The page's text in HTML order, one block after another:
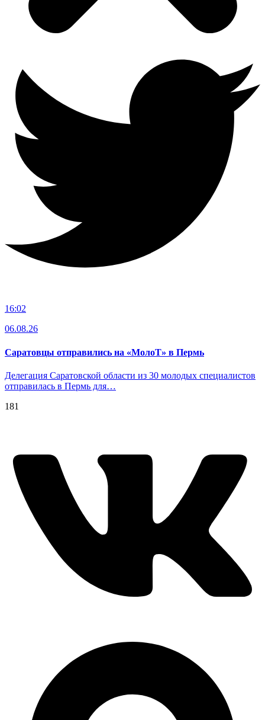
16:02
06.08.26
Саратовцы отправились на «МолоТ» в Пермь
Делегация Саратовской области из 30 молодых специалистов
отправилась в Пермь для…
181